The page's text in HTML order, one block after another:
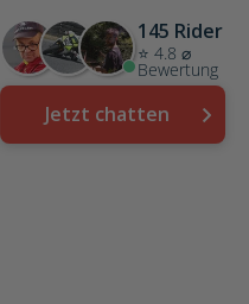
145 Rider
⭐ 4.8 ⌀
Bewertung
Jetzt chatten